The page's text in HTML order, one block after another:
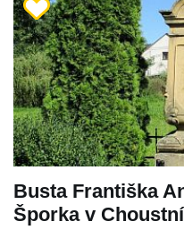
Busta Františka
Šporka v